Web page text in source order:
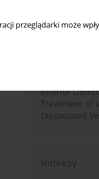
przeglądarki może
Herpes
and
Silicone Oil-
After Pars
Inferior
Treatment of
Dissociated
Indeksy